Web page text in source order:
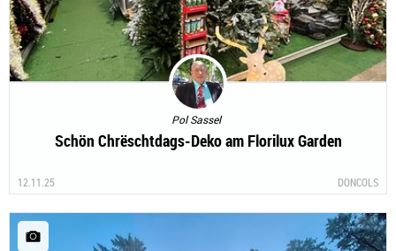
Pol Sassel
Schön Chrëschtdags-Deko am Florilux Garden
12.11.25 DONCOLS